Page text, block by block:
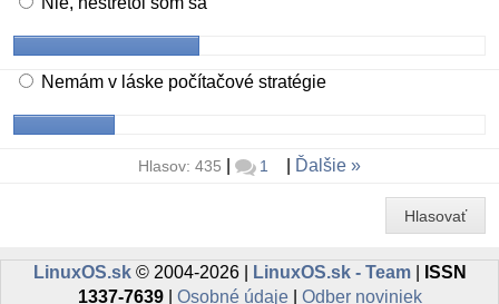
Nemám v láske počítačové stratégie
Hlasov: 435 1 Ďalšie
Hlasovať
LinuxOS.sk© 2004-2026 | LinuxOS.sk - Team|
ISSN
1337-7639| Osobné údaje| Odber noviniek